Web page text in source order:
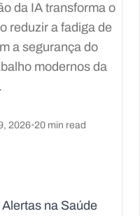
da IA transforma o
reduzir a fadiga de
a segurança do
modernos da
2026•20 min read
na Saúde